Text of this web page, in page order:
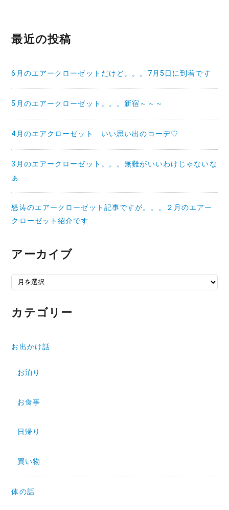
最近の投稿
6月のエアークローゼットだけど。。。7月5日に到着です
5月のエアークローゼット。。。新宿～～～
4月のエアクローゼット いい思い出のコーデ♡
3月のエアークローゼット。。。無難がいいわけじゃないな
ぁ
怒涛のエアークローゼット記事ですが。。。２月のエアー
クローゼット紹介です
アーカイブ
アーカイブ
カテゴリー
お出かけ話
お泊り
お食事
日帰り
買い物
体の話